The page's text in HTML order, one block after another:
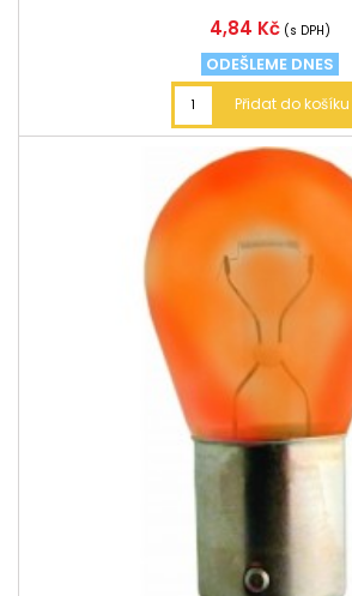
Cena
4,84 Kč (s DPH)
ODEŠLEME DNES
Přidat do košíku